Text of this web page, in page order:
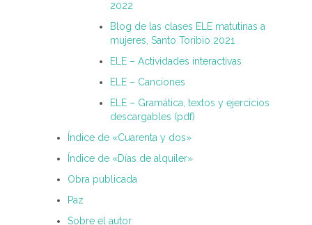
2022
Blog de las clases ELE matutinas a
mujeres, Santo Toribio 2021
ELE – Actividades interactivas
ELE – Canciones
ELE – Gramática, textos y ejercicios
descargables (pdf)
Índice de «Cuarenta y dos»
Índice de «Días de alquiler»
Obra publicada
Paz
Sobre el autor